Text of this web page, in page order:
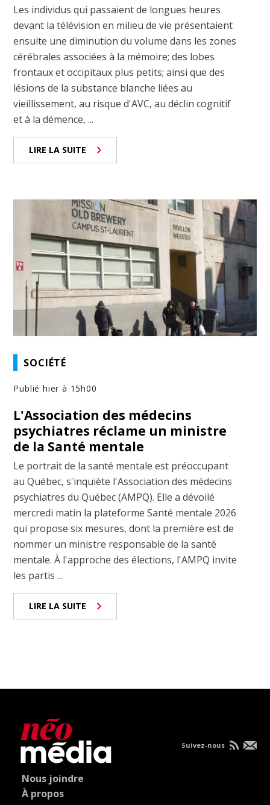
Les individus qui passaient de longues heures
devant la télévision en milieu de vie présentaient
ensuite une diminution du volume dans les zones
cérébrales associées à la mémoire; des lobes
frontaux et occipitaux plus petits; ainsi que des
lésions de la substance blanche liées au
vieillissement, au risque d'AVC, au déclin cognitif
et à la démence, ...
LIRE LA SUITE
SOCIÉTÉ
Publié hier à 15h00
L'Association des médecins
psychiatres réclame un ministre
de la Santé mentale
Le portrait de la santé mentale est préoccupant
au Québec, s'inquiète l'Association des médecins
psychiatres du Québec (AMPQ). Elle a dévoilé
mercredi matin la plateforme Santé mentale 2026
qui propose six mesures, dont la première est de
nommer un ministre responsable de la santé
mentale. À l'approche des élections, l'AMPQ invite
les partis ...
LIRE LA SUITE
Nous joindre
À propos
Suivez-nous